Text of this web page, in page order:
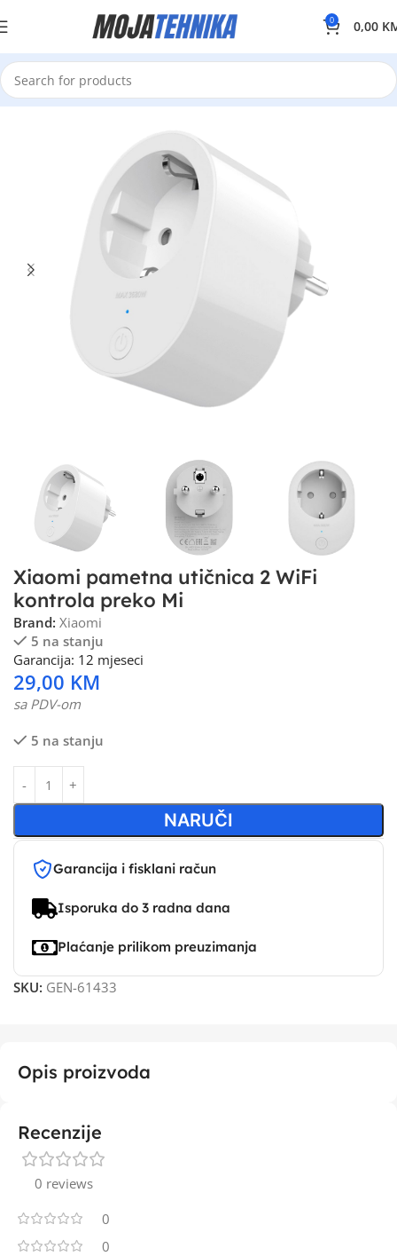
0 0,00
Xiaomi pametna utičnica 2 WiFi
kontrola preko Mi
Brand: Xiaomi
5 na stanju
Garancija: 12 mjeseci
29,00 KM
sa PDV-om
5 na stanju
NARUČI
Garancija i fisklani račun
Isporuka do 3 radna dana
Plaćanje prilikom preuzimanja
SKU: GEN-61433
Opis proizvoda
Recenzije
0 reviews
0
0